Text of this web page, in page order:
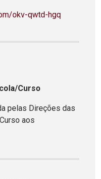
okv-qwtd-hgq
Curso
pelas Direções das
aos